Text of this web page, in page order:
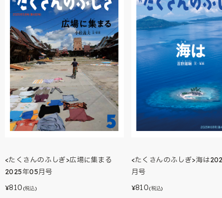
<たくさんのふしぎ>広場に集まる
2025年05月号
¥810 (税込)
<たくさんのふしぎ>海は
月号
¥810(税込)